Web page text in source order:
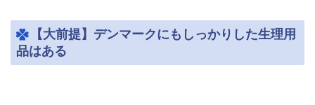
【大前提】デンマークにもしっかりした生理用
品はある